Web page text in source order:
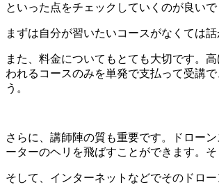
といった点をチェックしていくのが良いで
まずは自分が習いたいコースがなくては
また、料金についてもとても大切です。
われるコースのみを単発で支払って受講
う。
さらに、講師陣の質も重要です。ドロー
ーターのヘリを飛ばすことができます。
そして、インターネットなどでそのドロ